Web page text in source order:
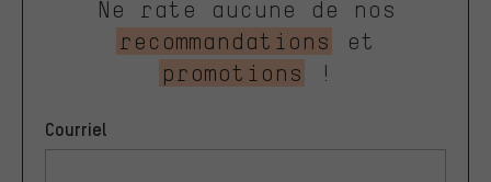
Ne rate aucune de nos
recommandations
et
promotions
!
Courriel